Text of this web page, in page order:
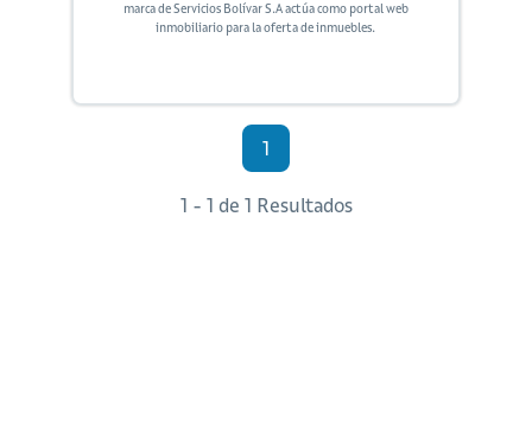
marca de Servicios Bolívar S.A actúa como portal web
inmobiliario para la oferta de inmuebles.
1
1 - 1 de 1 Resultados